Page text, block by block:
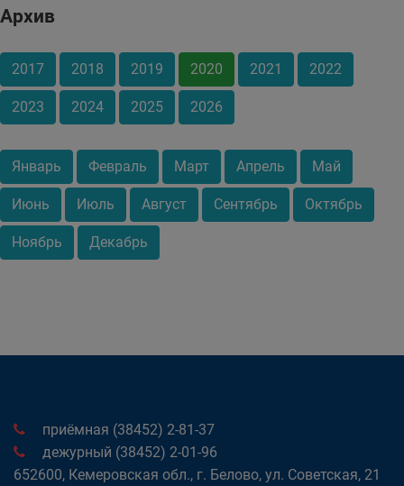
Архив
2017 2018 2019 2020 2021 2022
2023 2024 2025 2026
Январь Февраль Март Апрель Май
Июнь Июль Август Сентябрь Октябрь
Ноябрь Декабрь
приёмная (38452) 2-81-37
дежурный (38452) 2-01-96
652600, Кемеровская обл., г. Белово, ул. Советская, 21